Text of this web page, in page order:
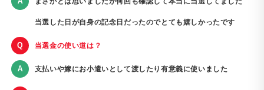
当選した日が自身の記念日だったのでとても嬉しかったです
当選金の使い道は？
支払いや嫁にお小遣いとして渡したり有意義に使いました